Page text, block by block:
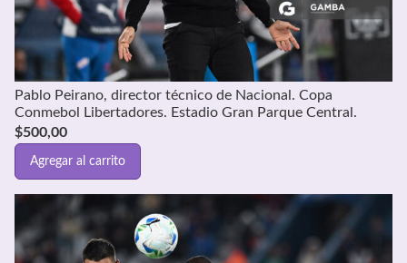
Pablo Peirano, director técnico de Nacional. Copa
Conmebol Libertadores. Estadio Gran Parque Central.
$500,00
Agregar al carrito